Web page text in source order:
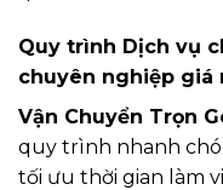
Quy trình Dịch vụ
chuyên nghiệp giá
Vận Chuyển Trọn
quy trình nhanh
tối ưu thời gian làm